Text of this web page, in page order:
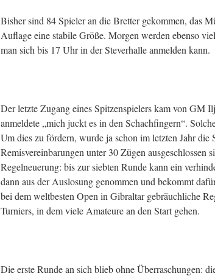
Bisher sind 84 Spieler an die Bretter gekommen, das
Auflage eine stabile Größe. Morgen werden ebenso
man sich bis 17 Uhr in der Steverhalle anmelden kann.
Der letzte Zugang eines Spitzenspielers kam von GM
anmeldete „mich juckt es in den Schachfingern“.
Um dies zu fördern, wurde ja schon im letzten Jahr
Remisvereinbarungen unter 30 Zügen ausgeschlossen
Regelneuerung: bis zur siebten Runde kann ein
dann aus der Auslosung genommen und bekommt
bei dem weltbesten Open in Gibraltar gebräuchliche
Turniers, in dem viele Amateure an den Start gehen.
Die erste Runde an sich blieb ohne Überraschungen: